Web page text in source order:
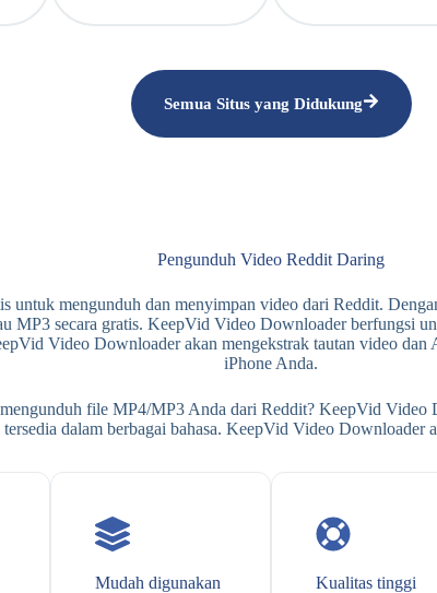
Semua Situs yang Didukung
Pengunduh Video Reddit Daring
untuk mengunduh dan menyimpan video dari Reddit.
MP3 secara gratis. KeepVid Video Downloader berfungsi
Video Downloader akan mengekstrak tautan video
iPhone Anda.
file MP4/MP3 Anda dari Reddit? KeepVid Video
tersedia dalam berbagai bahasa. KeepVid Video Downloader
Mudah digunakan
Kualitas tinggi